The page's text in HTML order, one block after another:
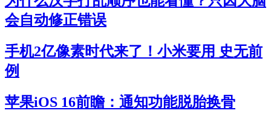
会自动修正错误
手机2亿像素时代来了！小米要用 史无前
例
苹果iOS 16前瞻：通知功能脱胎换骨